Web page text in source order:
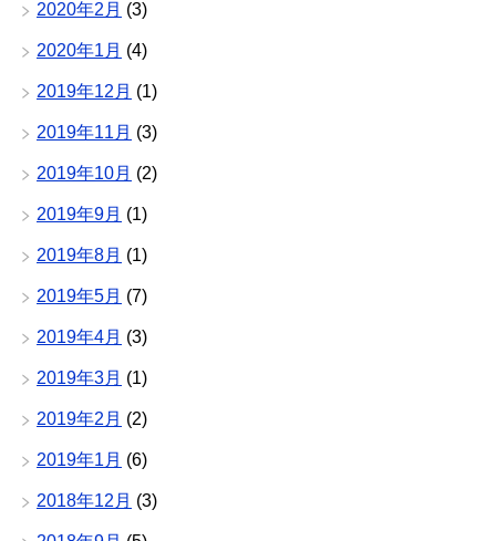
2020年2月 (3)
2020年1月 (4)
2019年12月 (1)
2019年11月 (3)
2019年10月 (2)
2019年9月 (1)
2019年8月 (1)
2019年5月 (7)
2019年4月 (3)
2019年3月 (1)
2019年2月 (2)
2019年1月 (6)
2018年12月 (3)